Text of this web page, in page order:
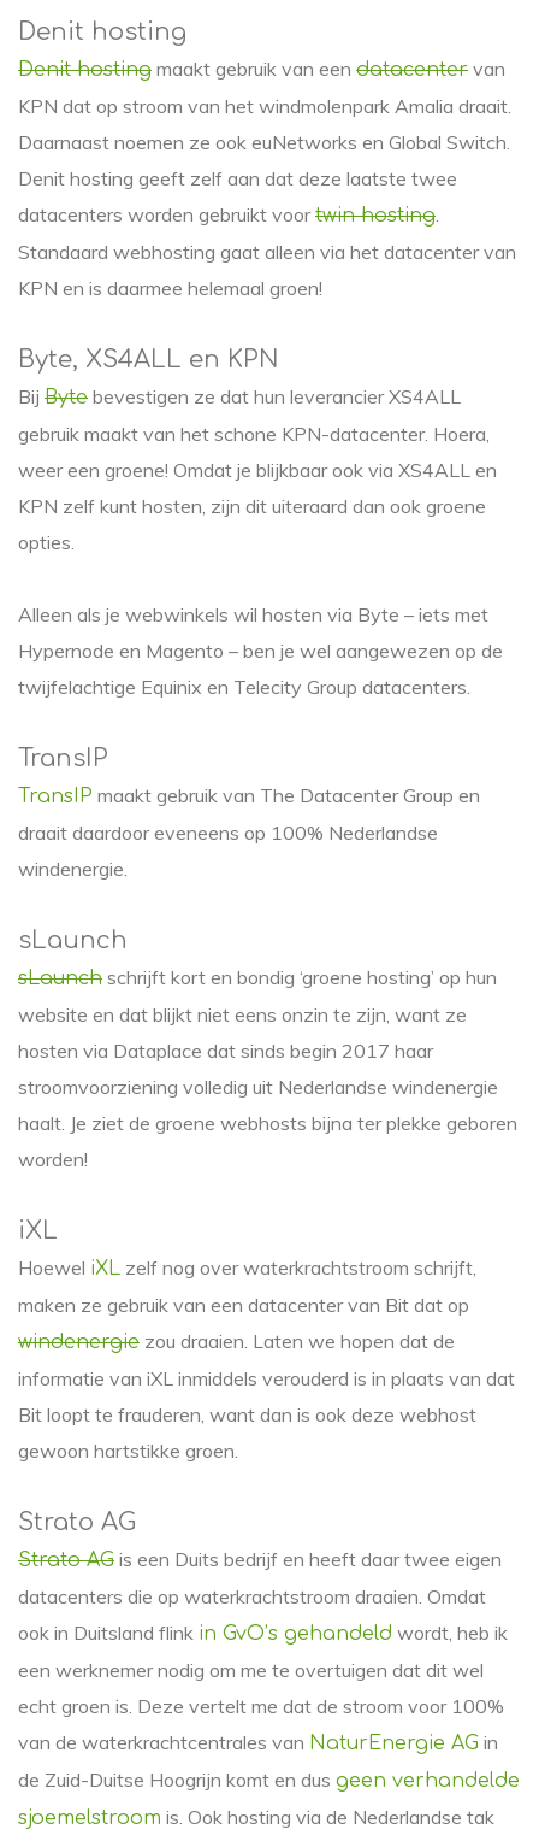
Denit hosting
Denit hosting maakt gebruik van een datacenter van
KPN dat op stroom van het windmolenpark Amalia draait.
Daarnaast noemen ze ook euNetworks en Global Switch.
Denit hosting geeft zelf aan dat deze laatste twee
datacenters worden gebruikt voortwin hosting.
Standaard webhosting gaat alleen via het datacenter van
KPN en is daarmee helemaal groen!
Byte, XS4ALL en KPN
Bij Byte bevestigen ze dat hun leverancier XS4ALL
gebruik maakt van het schone KPN-datacenter. Hoera,
weer een groene! Omdat je blijkbaar ook via XS4ALL en
KPN zelf kunt hosten, zijn dit uiteraard dan ook groene
opties.
Alleen als je webwinkels wil hosten via Byte – iets met
Hypernode en Magento – ben je wel aangewezen op de
twijfelachtige Equinix en Telecity Group datacenters.
TransIP
TransIP maakt gebruik van The Datacenter Group en
draait daardoor eveneens op 100% Nederlandse
windenergie.
sLaunch
sLaunch schrijft kort en bondig ‘groene hosting’ op hun
website en dat blijkt niet eens onzin te zijn, want ze
hosten via Dataplace dat sinds begin 2017 haar
stroomvoorziening volledig uit Nederlandse windenergie
haalt. Je ziet de groene webhosts bijna ter plekke geboren
worden!
iXL
Hoewel iXL zelf nog over waterkrachtstroom schrijft,
maken ze gebruik van een datacenter van Bit dat op
windenergie zou draaien. Laten we hopen dat de
informatie van iXL inmiddels verouderd is in plaats van dat
Bit loopt te frauderen, want dan is ook deze webhost
gewoon hartstikke groen.
Strato AG
Strato AG is een Duits bedrijf en heeft daar twee eigen
datacenters die op waterkrachtstroom draaien. Omdat
ook in Duitsland flink in GvO’s gehandeld wordt, heb ik
een werknemer nodig om me te overtuigen dat dit wel
echt groen is. Deze vertelt me dat de stroom voor 100%
van de waterkrachtcentrales van NaturEnergie AG in
de Zuid-Duitse Hoogrijn komt en dus geen verhandelde
sjoemelstroom is. Ook hosting via de Nederlandse tak